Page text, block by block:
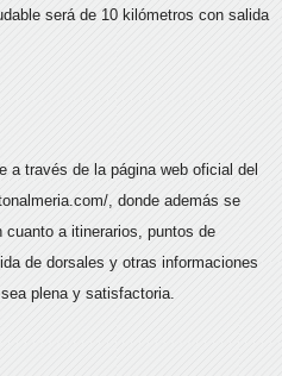
será de 10 kilómetros con salida
a través de la página web oficial del
, donde además se
a itinerarios, puntos de
de dorsales y otras informaciones
plena y satisfactoria.